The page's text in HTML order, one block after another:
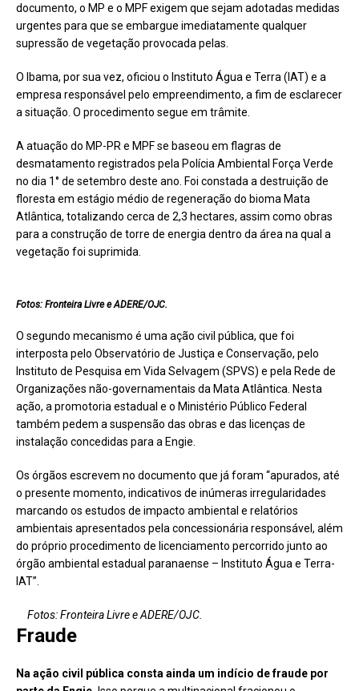
documento, o MP e o MPF exigem que sejam adotadas medidas
urgentes para que se embargue imediatamente qualquer
supressão de vegetação provocada pelas.
O Ibama, por sua vez, oficiou o Instituto Água e Terra (IAT) e a
empresa responsável pelo empreendimento, a fim de esclarecer
a situação. O procedimento segue em trâmite.
A atuação do MP-PR e MPF se baseou em flagras de
desmatamento registrados pela Polícia Ambiental Força Verde
no dia 1° de setembro deste ano. Foi constada a destruição de
floresta em estágio médio de regeneração do bioma Mata
Atlântica, totalizando cerca de 2,3 hectares, assim como obras
para a construção de torre de energia dentro da área na qual a
vegetação foi suprimida.
Fotos: Fronteira Livre e ADERE/OJC.
O segundo mecanismo é uma ação civil pública, que foi
interposta pelo Observatório de Justiça e Conservação, pelo
Instituto de Pesquisa em Vida Selvagem (SPVS) e pela Rede de
Organizações não-governamentais da Mata Atlântica. Nesta
ação, a promotoria estadual e o Ministério Público Federal
também pedem a suspensão das obras e das licenças de
instalação concedidas para a Engie.
Os órgãos escrevem no documento que já foram “apurados, até
o presente momento, indicativos de inúmeras irregularidades
marcando os estudos de impacto ambiental e relatórios
ambientais apresentados pela concessionária responsável, além
do próprio procedimento de licenciamento percorrido junto ao
órgão ambiental estadual paranaense – Instituto Água e Terra-
IAT”.
Fotos: Fronteira Livre e ADERE/OJC.
Fraude
Na ação civil pública consta ainda um indício de fraude por